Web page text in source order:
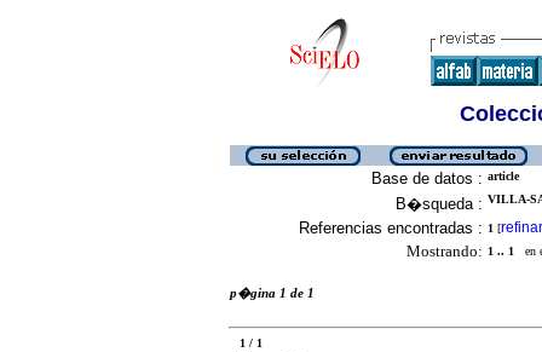
Base de datos : article
B�squeda : VILLA-
Referencias encontradas : 1 [refinar
Mostrando: 1 .. 1 en
p�gina 1 de 1
1 / 1